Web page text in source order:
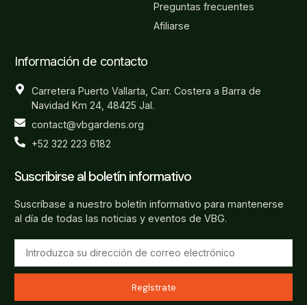
Preguntas frecuentes
Afiliarse
Información de contacto
Carretera Puerto Vallarta, Carr. Costera a Barra de
Navidad Km 24, 48425 Jal.
contact@vbgardens.org
+52 322 223 6182
Suscribirse al boletín informativo
Suscríbase a nuestro boletín informativo para mantenerse
al día de todas las noticias y eventos de VBG.
Regístrate